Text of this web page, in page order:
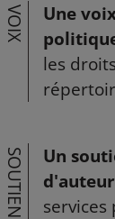
VOIX
Une
les
SOUTIEN
Un
services